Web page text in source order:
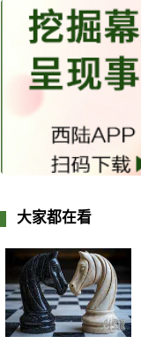
大家都在看